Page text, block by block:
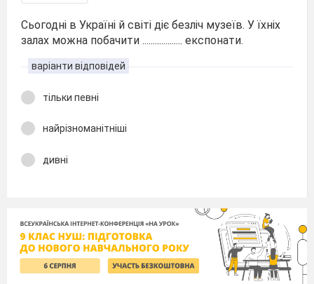
Сьогодні в Україні й світі діє безліч музеїв. У їхніх
залах можна побачити ................... експонати.
варіанти відповідей
тільки певні
найрізноманітніші
дивні